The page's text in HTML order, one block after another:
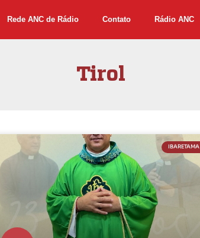
Rede ANC de Rádio Contato Rádio ANC
Tirol
IBARETAMA